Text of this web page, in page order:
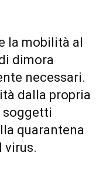
la mobilità al
dimora
necessari.
dalla propria
soggetti
quarantena
virus.